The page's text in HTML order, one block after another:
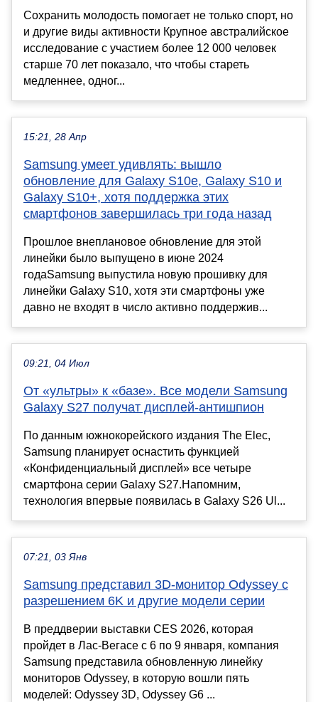
Сохранить молодость помогает не только спорт, но
и другие виды активности Крупное австралийское
исследование с участием более 12 000 человек
старше 70 лет показало, что чтобы стареть
медленнее, одног...
15:21, 28 Апр
Samsung умеет удивлять: вышло
обновление для Galaxy S10e, Galaxy S10 и
Galaxy S10+, хотя поддержка этих
смартфонов завершилась три года назад
Прошлое внеплановое обновление для этой
линейки было выпущено в июне 2024
годаSamsung выпустила новую прошивку для
линейки Galaxy S10, хотя эти смартфоны уже
давно не входят в число активно поддержив...
09:21, 04 Июл
От «ультры» к «базе». Все модели Samsung
Galaxy S27 получат дисплей-антишпион
По данным южнокорейского издания The Elec,
Samsung планирует оснастить функцией
«Конфиденциальный дисплей» все четыре
смартфона серии Galaxy S27.Напомним,
технология впервые появилась в Galaxy S26 Ul...
07:21, 03 Янв
Samsung представил 3D-монитор Odyssey с
разрешением 6K и другие модели серии
В преддверии выставки CES 2026, которая
пройдет в Лас-Вегасе с 6 по 9 января, компания
Samsung представила обновленную линейку
мониторов Odyssey, в которую вошли пять
моделей: Odyssey 3D, Odyssey G6 ...